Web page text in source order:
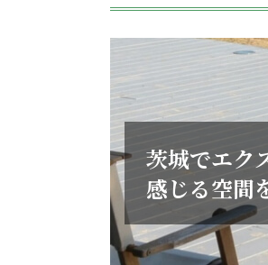
茨城でエク
感じる空間